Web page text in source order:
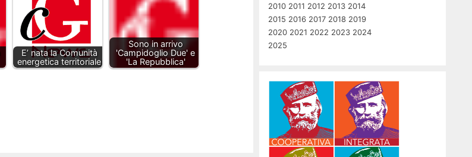
E’ nata la Comunità
energetica territoriale
Sono in arrivo
'Campidoglio Due' e
'La Repubblica'
2010 2011 2012 2013 2014
2015 2016 2017 2018 2019
2020 2021 2022 2023 2024
2025